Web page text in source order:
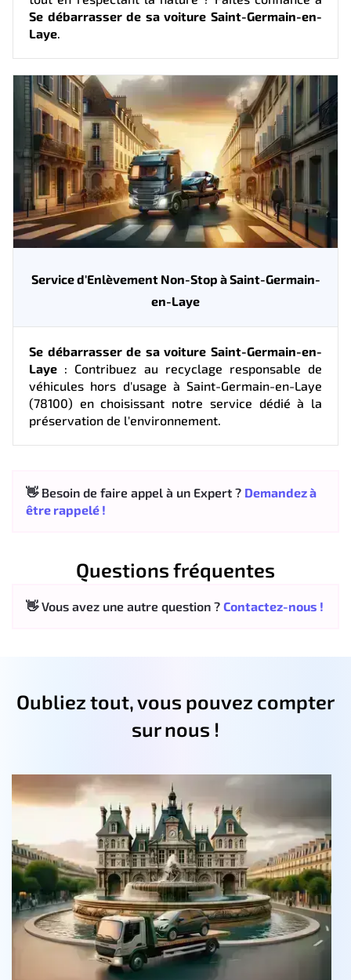
Se débarrasser de sa voiture Saint-Germain-en-
Laye.
Service d'Enlèvement Non-Stop à Saint-Germain-
en-Laye
Se débarrasser de sa voiture Saint-Germain-en-
Laye : Contribuez au recyclage responsable de
véhicules hors d'usage à Saint-Germain-en-Laye
(78100) en choisissant notre service dédié à la
préservation de l'environnement.
👋 Besoin de faire appel à un Expert ? Demandez à
être rappelé !
Questions fréquentes
👋 Vous avez une autre question ? Contactez-nous !
Oubliez tout, vous pouvez compter
sur nous !